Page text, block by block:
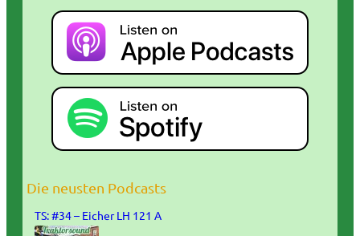
Die neusten Podcasts
TS: #34 – Eicher LH 121 A